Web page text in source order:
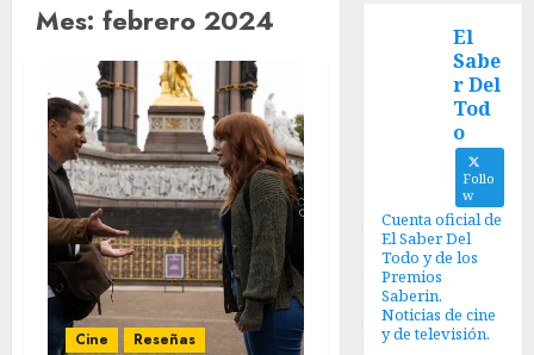
Mes: febrero 2024
Cine Reseñas
El
Sabe
r Del
Tod
o
Follo
w
Cuenta oficial de
El Saber Del
Todo y de los
Premios
Saberin.
Noticias de cine
y de televisión.